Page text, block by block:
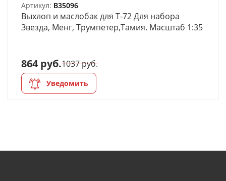
Артикул: B35096
Выхлоп и маслобак для Т-72 Для набора
Звезда, Менг, Трумпетер,Тамия. Масштаб 1:35
864 руб.1037 руб.
Уведомить